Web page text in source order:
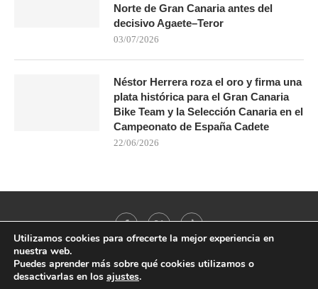
Norte de Gran Canaria antes del
decisivo Agaete–Teror
03/07/2026
Néstor Herrera roza el oro y firma una
plata histórica para el Gran Canaria
Bike Team y la Selección Canaria en el
Campeonato de España Cadete
22/06/2026
@2021 - All Right Reserved. Designed and Developed by
Utilizamos cookies para ofrecerte la mejor experiencia en
nuestra web.
Puedes aprender más sobre qué cookies utilizamos o
desactivarlas en los ajustes.